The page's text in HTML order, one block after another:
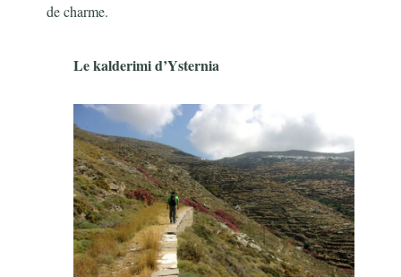
de charme.
Le kalderimi d’Ysternia